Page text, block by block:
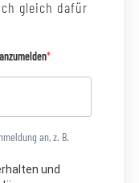
gleich dafür
an, z. B.
und